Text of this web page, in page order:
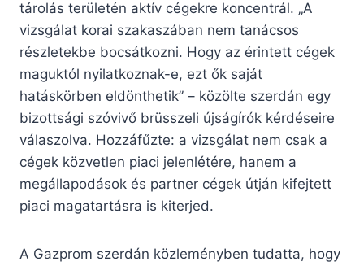
tárolás területén aktív cégekre koncentrál. „A
vizsgálat korai szakaszában nem tanácsos
részletekbe bocsátkozni. Hogy az érintett cégek
maguktól nyilatkoznak-e, ezt ők saját
hatáskörben eldönthetik” – közölte szerdán egy
bizottsági szóvivő brüsszeli újságírók kérdéseire
válaszolva. Hozzáfűzte: a vizsgálat nem csak a
cégek közvetlen piaci jelenlétére, hanem a
megállapodások és partner cégek útján kifejtett
piaci magatartásra is kiterjed.
A Gazprom szerdán közleményben tudatta, hogy